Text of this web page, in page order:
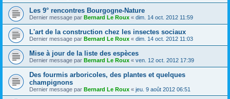
Les 9° rencontres Bourgogne-Nature
Dernier message par Bernard Le Roux « dim. 14 oct. 2012 11:59
L'art de la construction chez les insectes sociaux
Dernier message par Bernard Le Roux « dim. 14 oct. 2012 11:03
Mise à jour de la liste des espèces
Dernier message par Bernard Le Roux « ven. 12 oct. 2012 17:39
Des fourmis arboricoles, des plantes et quelques
champignons
Dernier message par Bernard Le Roux « jeu. 9 août 2012 06:51